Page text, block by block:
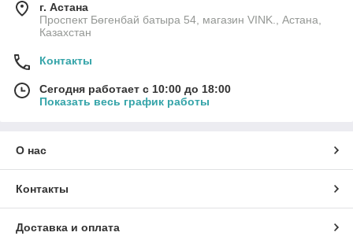
г. Астана
Проспект Бөгенбай батыра 54, магазин VINK., Астана,
Казахстан
Контакты
Сегодня работает с 10:00 до 18:00
Показать весь график работы
О нас
Контакты
Доставка и оплата